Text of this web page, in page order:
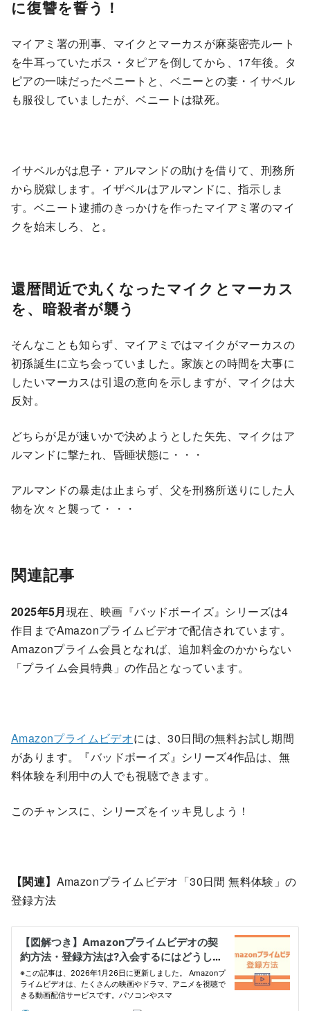
に復讐を誓う！
マイアミ署の刑事、マイクとマーカスが麻薬密売ルート
を牛耳っていたボス・タピアを倒してから、17年後。タ
ピアの一味だったベニートと、ベニーとの妻・イサベル
も服役していましたが、ベニートは獄死。
イサベルがは息子・アルマンドの助けを借りて、刑務所
から脱獄します。イザベルはアルマンドに、指示しま
す。ベニート逮捕のきっかけを作ったマイアミ署のマイ
クを始末しろ、と。
還暦間近で丸くなったマイクとマーカス
を、暗殺者が襲う
そんなことも知らず、マイアミではマイクがマーカスの
初孫誕生に立ち会っていました。家族との時間を大事に
したいマーカスは引退の意向を示しますが、マイクは大
反対。
どちらが足が速いかで決めようとした矢先、マイクはア
ルマンドに撃たれ、昏睡状態に・・・
アルマンドの暴走は止まらず、父を刑務所送りにした人
物を次々と襲って・・・
関連記事
2025年5月現在、映画『バッドボーイズ』シリーズは4
作目までAmazonプライムビデオで配信されています。
Amazonプライム会員となれば、追加料金のかからない
「プライム会員特典」の作品となっています。
Amazonプライムビデオには、30日間の無料お試し期間
があります。『バッドボーイズ』シリーズ4作品は、無
料体験を利用中の人でも視聴できます。
このチャンスに、シリーズをイッキ見しよう！
【関連】 Amazonプライムビデオ「30日間 無料体験」の
登録方法